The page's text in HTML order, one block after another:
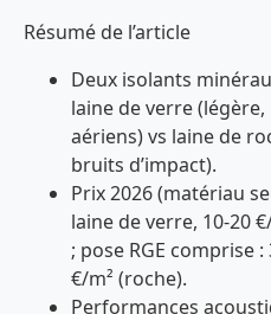
Résumé de l’article
Deux isolants
laine de verre
aériens) vs laine de
bruits d’impact).
Prix 2026 (matériau
laine de verre, 10-20
; pose RGE comprise
€/m² (roche).
Performances